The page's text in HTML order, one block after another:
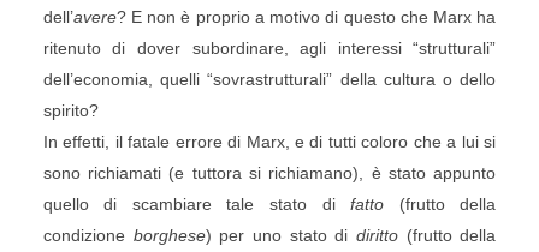
dell’avere? E non è proprio a motivo di questo che Marx ha
ritenuto di dover subordinare, agli interessi “strutturali”
dell’economia, quelli “sovrastrutturali” della cultura o dello
spirito?
In effetti, il fatale errore di Marx, e di tutti coloro che a lui si
sono richiamati (e tuttora si richiamano), è stato appunto
quello di scambiare tale stato difatto (frutto della
condizione borghese) per uno stato di diritto(frutto della